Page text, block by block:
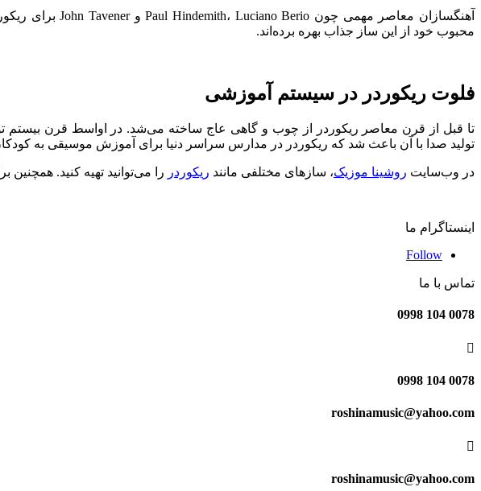
محبوب خود از این ساز جذاب بهره برده‌اند.
فلوت ریکوردر در سیستم آموزشی
تا قبل از قرن معاصر ریکوردر از چوب و گاهی عاج ساخته می‌شد. در اواسط قرن بیستم
تولید صدا با آن باعث شد که ریکوردر در مدارس سراسر دنیا برای آموزش موسیقی به
در وب‌سایت روشینا موزیک، سازهای مختلفی مانند ریکوردر را می‌توانید تهیه کنید. همچنین برای مشاوره رایگان
اینستاگرام ما
Follow
تماس با ما
0078 104 0998

0078 104 0998
roshinamusic@yahoo.com

roshinamusic@yahoo.com